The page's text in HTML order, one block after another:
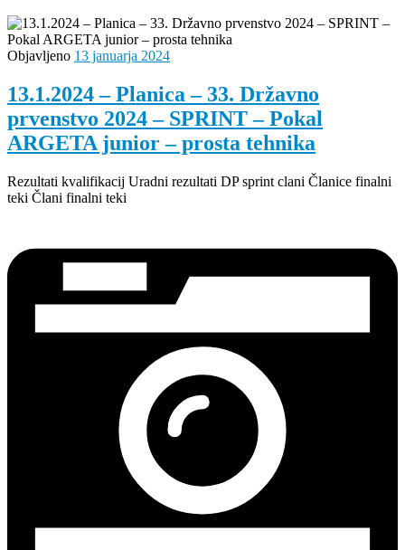
Objavljeno 13 januarja 2024
13.1.2024 – Planica – 33. Državno
prvenstvo 2024 – SPRINT – Pokal
ARGETA junior – prosta tehnika
Rezultati kvalifikacij Uradni rezultati DP sprint clani Članice finalni
teki Člani finalni teki